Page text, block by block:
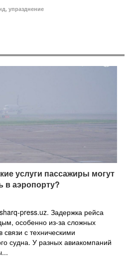
, упразднение
услуги пассажиры могут
в аэропорту?
press.uz. Задержка рейса
особенно из-за сложных
с техническими
судна. У разных авиакомпаний